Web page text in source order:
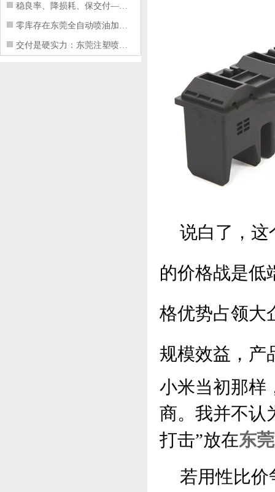
稳良率、降损耗、保交付——东莞这家U
零库存在东莞全自动喷油加工厂不可行的
交付是硬实力：东莞注塑喷油厂如何用齐
说白了，这
的价格战是低
格优势占领大
规模效益，产
小米当初那样
商。 我并不认
打击”放在东
若用性比价